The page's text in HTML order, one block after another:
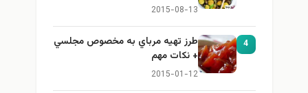
2015-08-13
4
طرز تهيه مرباي به مخصوص مجلسي
+ نكات مهم
2015-01-12